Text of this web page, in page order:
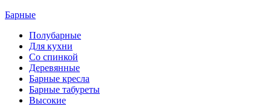
Барные
Полубарные
Для кухни
Со спинкой
Деревянные
Барные кресла
Барные табуреты
Высокие